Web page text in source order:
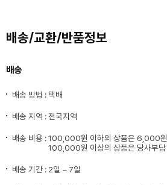
배송/교환/반품정보
배송
배송 방법 : 택배
배송 지역 : 전국지역
배송 비용 :100,000원 이하의 상품은 6,000원
100,000원 이상의 상품은 당사부담
배송 기간 : 2일 ~ 7일